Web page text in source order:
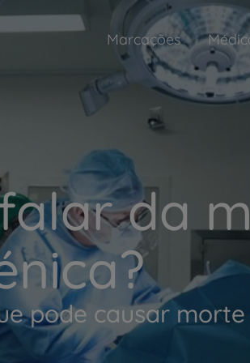
Marcações
da
pode causar